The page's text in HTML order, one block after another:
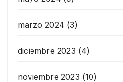
marzo 2024 (3)
diciembre 2023 (4)
noviembre 2023 (10)